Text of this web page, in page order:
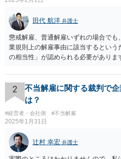
田代 航洋 弁護士
懲戒解雇、普通解雇いずれの場合で
業規則上の解雇事由に該当するという
の相当性」が認められる必要があり
れます。 日本の労働法上、解雇は非
有効か無効かという点は能力不足の
の先生は具体的な事情を検討した上
するほどではないと判断されたのだ
連続する、会社のお金を横領する等の
も有効と判断されるケースも多いです
合はかなり解雇のハードルが高いと言
解雇の場合には、戒告、譴責、減給、
を行い、改善を促したもののそれでも
2
不当解雇に関する裁判で
は？
#経営者・会社側 #不当解雇
2025年1月31日
辻村 幸宏 弁護士